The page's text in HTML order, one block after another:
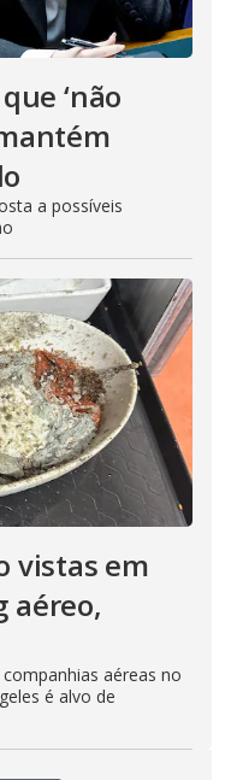
‘não
a possíveis
vistas em
aéreo,
aéreas no
é alvo de